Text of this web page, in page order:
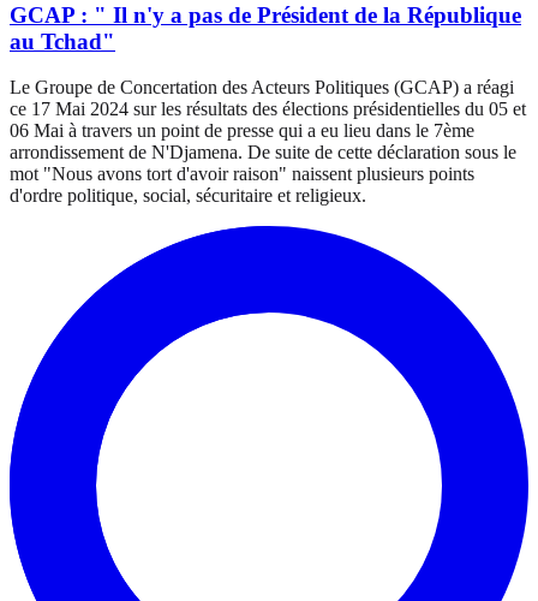
GCAP : " Il n'y a pas de Président de la République
au Tchad"
Le Groupe de Concertation des Acteurs Politiques (GCAP) a réagi
ce 17 Mai 2024 sur les résultats des élections présidentielles du 05 et
06 Mai à travers un point de presse qui a eu lieu dans le 7ème
arrondissement de N'Djamena. De suite de cette déclaration sous le
mot "Nous avons tort d'avoir raison" naissent plusieurs points
d'ordre politique, social, sécuritaire et religieux.